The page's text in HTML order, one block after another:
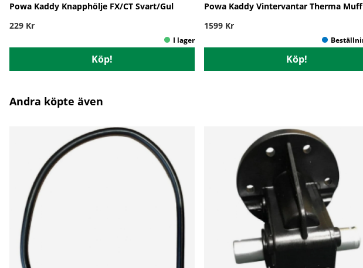
Powa Kaddy Knapphölje FX/CT Svart/Gul
229 Kr
Köp!
Powa Kaddy Vintervantar Therma Muff
1599 Kr
Köp!
Andra köpte även